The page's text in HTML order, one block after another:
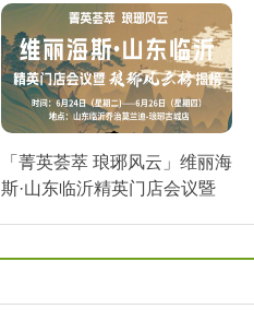
「菁英荟萃 琅琊风云」维丽海
斯·山东临沂精英门店会议暨